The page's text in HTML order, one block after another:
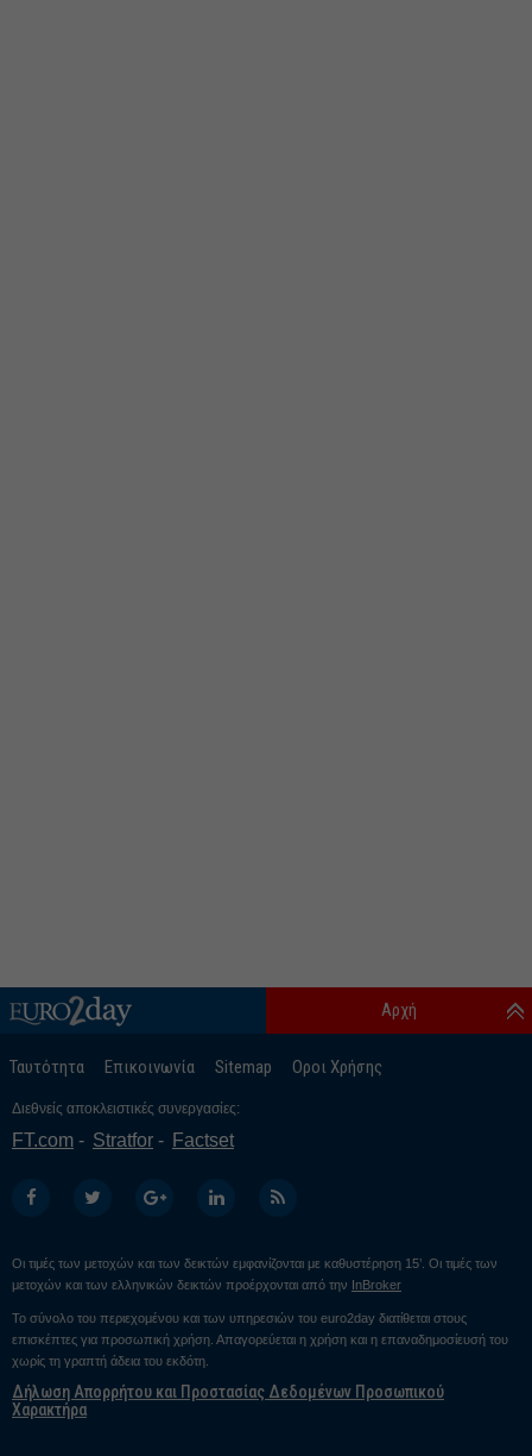
Ταυτότητα Επικοινωνία Sitemap Οροι Χρήσης
Αρχή
Διεθνείς αποκλειστικές συνεργασίες:
FT.com Stratfor Factset
Οι τιμές των μετοχών και των δεικτών εμφανίζονται με καθυστέρηση 15’. Οι τιμές των
μετοχών και των ελληνικών δεικτών προέρχονται από την InBroker
Το σύνολο του περιεχομένου και των υπηρεσιών του euro2day διατίθεται στους
επισκέπτες για προσωπική χρήση. Απαγορεύεται η χρήση και η επαναδημοσίευσή του
χωρίς τη γραπτή άδεια του εκδότη.
Δήλωση Απορρήτου και Προστασίας Δεδομένων Προσωπικού
Χαρακτήρα